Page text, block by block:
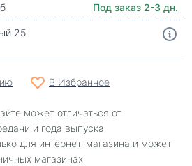
Под заказ 2-3 дн.
25
В Избранное
может отличаться от
и года выпуска
для интернет-магазина и может
магазинах